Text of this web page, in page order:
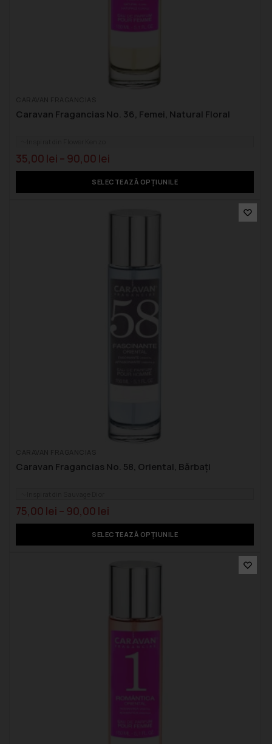
Caravan Fragancias No. 36, Femei, Natural Floral
35,00 lei – 90,00 lei
SELECTEAZĂ OPȚIUNILE
Caravan Fragancias No. 58, Oriental, Bărbați
75,00 lei – 90,00 lei
SELECTEAZĂ OPȚIUNILE